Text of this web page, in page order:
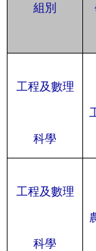
組別
工程及數理
科學
工程及數理
科學